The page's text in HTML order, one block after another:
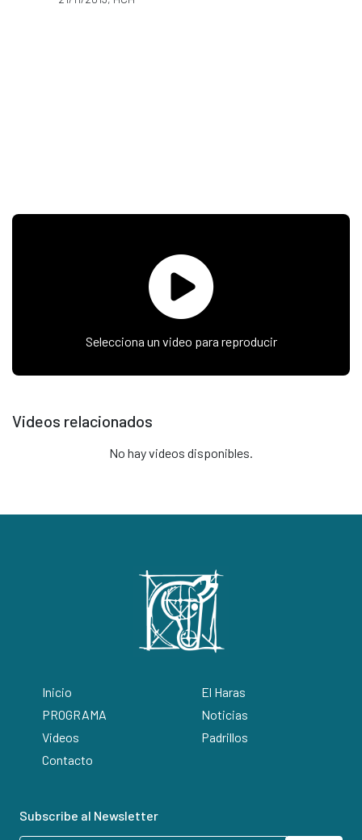
Selecciona un video para reproducir
Videos relacionados
No hay videos disponibles.
Inicio
El Haras
PROGRAMA
Noticias
Videos
Padrillos
Contacto
Subscribe al Newsletter